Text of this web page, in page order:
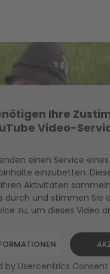
Ihre
Video-
einen Service
einzubetten.
Aktivitäten
durch und stimmen Sie
zu, um dieses Video
by Usercentrics